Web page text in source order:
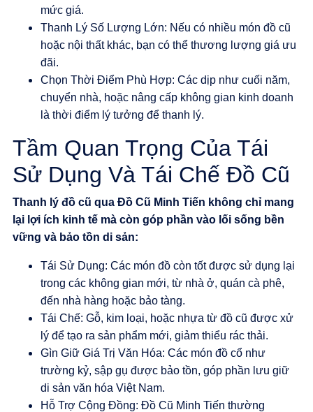
mức giá.
Thanh Lý Số Lượng Lớn: Nếu có nhiều món đồ cũ
hoặc nội thất khác, bạn có thể thương lượng giá ưu
đãi.
Chọn Thời Điểm Phù Hợp: Các dịp như cuối năm,
chuyển nhà, hoặc nâng cấp không gian kinh doanh
là thời điểm lý tưởng để thanh lý.
Tầm Quan Trọng Của Tái
Sử Dụng Và Tái Chế Đồ Cũ
Thanh lý đồ cũ qua Đồ Cũ Minh Tiến không chỉ mang
lại lợi ích kinh tế mà còn góp phần vào lối sống bền
vững và bảo tồn di sản:
Tái Sử Dụng: Các món đồ còn tốt được sử dụng lại
trong các không gian mới, từ nhà ở, quán cà phê,
đến nhà hàng hoặc bảo tàng.
Tái Chế: Gỗ, kim loại, hoặc nhựa từ đồ cũ được xử
lý để tạo ra sản phẩm mới, giảm thiểu rác thải.
Gìn Giữ Giá Trị Văn Hóa: Các món đồ cổ như
trường kỷ, sập gụ được bảo tồn, góp phần lưu giữ
di sản văn hóa Việt Nam.
Hỗ Trợ Cộng Đồng: Đồ Cũ Minh Tiến thường